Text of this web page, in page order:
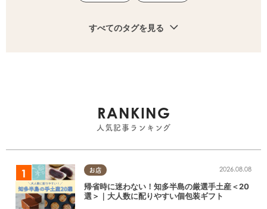
すべてのタグを見る
RANKING
人気記事ランキング
お店 2026.08.08
帰省時に迷わない！知多半島の厳選手土産＜20
選＞｜大人数に配りやすい個包装ギフト